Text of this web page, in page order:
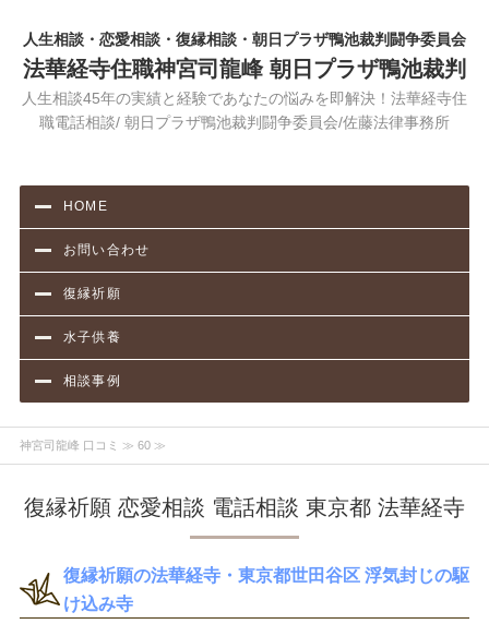
人生相談・恋愛相談・復縁相談・朝日プラザ鴨池裁判闘争委員会
法華経寺住職神宮司龍峰 朝日プラザ鴨池裁判
人生相談45年の実績と経験であなたの悩みを即解決！法華経寺住
職電話相談/ 朝日プラザ鴨池裁判闘争委員会/佐藤法律事務所
HOME
お問い合わせ
復縁祈願
水子供養
相談事例
神宮司龍峰 口コミ ≫ 60 ≫
復縁祈願 恋愛相談 電話相談 東京都 法華経寺
復縁祈願の法華経寺・東京都世田谷区 浮気封じの駆
け込み寺